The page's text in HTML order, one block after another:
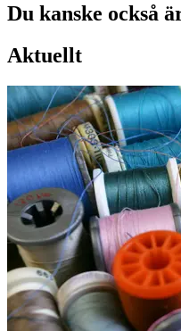
Du kanske också
Aktuellt